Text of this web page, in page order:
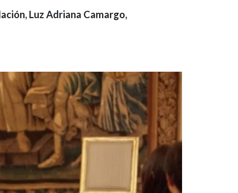
Luz Adriana Camargo,